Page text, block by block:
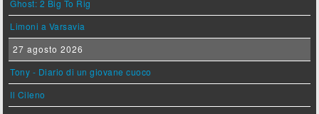
Ghost: 2 Big To Rig
Limoni a Varsavia
27 agosto 2026
Tony - Diario di un giovane cuoco
Il Cileno